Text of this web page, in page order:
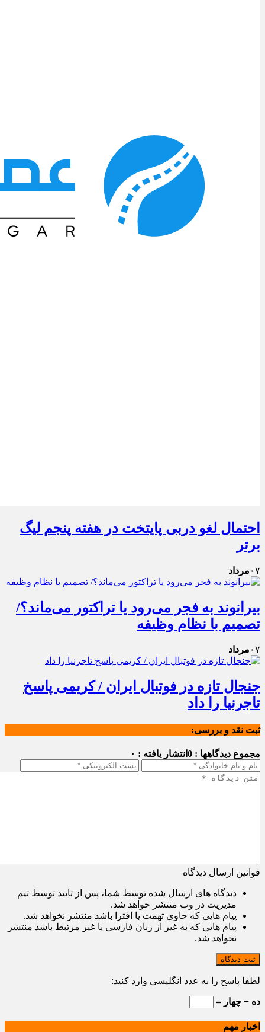
احتمال لغو دربی پایتخت در هفته پنجم لیگ
برتر
۰۷ مرداد
بیرانوند به فجر می‌رود یا تراکتور می‌ماند؟/
تصمیم با نظام وظیفه
۰۷ مرداد
جنجال تازه در فوتبال ایران / کریمی پاسخ
تاجرنیا را داد
ثبت نقد و بررسی:
مجموع دیدگاهها : 0 انتشار یافته : ۰
قوانین ارسال دیدگاه
دیدگاه های ارسال شده توسط شما، پس از تایید توسط تیم
مدیریت در وب منتشر خواهد شد.
پیام هایی که حاوی تهمت یا افترا باشد منتشر نخواهد شد.
پیام هایی که به غیر از زبان فارسی یا غیر مرتبط باشد منتشر
نخواهد شد.
ثبت دیدگاه
لطفا پاسخ را به عدد انگلیسی وارد کنید:
ده − چهار =
اخبار مهم